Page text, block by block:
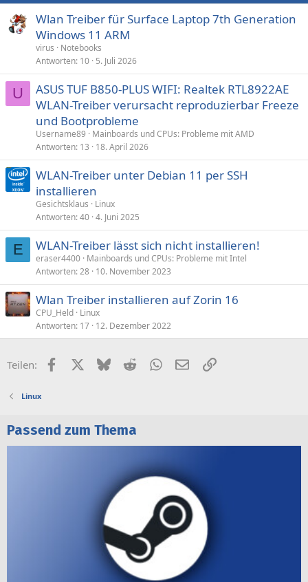
Wlan Treiber für Surface Laptop 7th Generation
Windows 11 ARM
virus
Notebooks
Antworten 10 5. Juli 2026
U
ASUS TUF B850-PLUS WIFI: Realtek RTL8922AE
WLAN-Treiber verursacht reproduzierbar Freeze
und Bootprobleme
Username89
Mainboards und CPUs: Probleme mit AMD
Antworten 13 18. April 2026
WLAN-Treiber unter Debian 11 per SSH
installieren
Gesichtsklaus
Linux
Antworten 40 4. Juni 2025
E WLAN-Treiber lässt sich nicht installieren!
eraser4400 Mainboards und CPUs: Probleme mit Intel
Antworten 28 10. November 2023
Wlan Treiber installieren auf Zorin 16
CPU_Held Linux
Antworten 17 12. Dezember 2022
Teilen: FacebookX (Twitter)
BlueskyRedditWhatsApp
E-MailLink
Linux
Passend zum Thema